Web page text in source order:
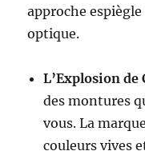
approche
optique.
L’Explosion de
des montures
vous. La
couleurs vives